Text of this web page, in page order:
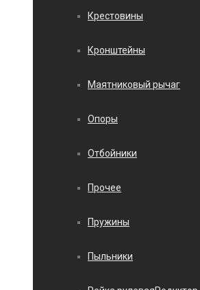
Крестовины
Кронштейны
Маятниковый рычаг
Опоры
Отбойники
Прочее
Пружины
Пыльники